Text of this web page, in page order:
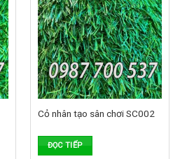
Cỏ nhân tạo sân chơi SC002
ĐỌC TIẾP